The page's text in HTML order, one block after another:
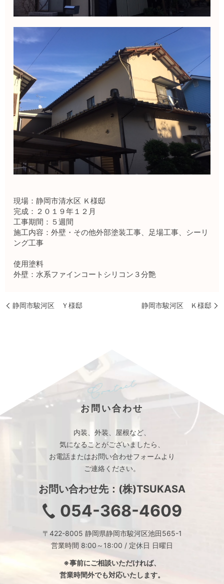
現場：静岡市清水区 Ｋ様邸
完成：２０１９年１２月
工事期間：５週間
施工内容：外壁・その他外部塗装工事、足場工事、シーリ
ング工事
使用塗料
外壁：水系ファインコートシリコン３分艶
静岡市駿河区 Ｙ様邸 静岡市駿河区 Ｋ様邸
お問い合わせ
内装、外装、屋根など、
気になることがございましたら、
お電話またはお問い合わせフォームより
ご連絡ください。
お問い合わせ先：(株)TSUKASA
054-368-4609
〒422-8005 静岡県静岡市駿河区池田565-1
営業時間 8:00～18:00 / 定休日 日曜日
※事前にご相談いただければ、
営業時間外でも対応いたします。